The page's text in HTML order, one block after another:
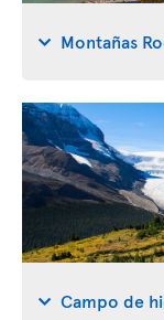
Montañas
Campo de